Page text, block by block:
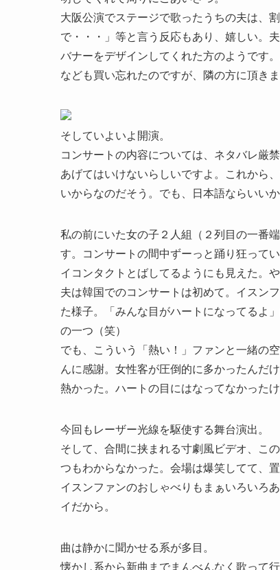
大阪公演でステージで歌ったうちの夫は、
で・・・」等と言う反応もあり、嬉しい。
バナーをデザインしてくれた方のようです
なども買い忘れたのですが、隣の方に頂き
そしていよいよ開演。
コンサートの内容については、ネタバレ厳
あげてはいけないらしいですよ。これから
いからなのだそう。でも、日本語ならいい
私の前にいた女の子２人組（２列目の一番
す。コンサートの間中ずーっと踊り狂って
イコンタクトとばしてるようにも見えた。
夫は韓国でのコンサートは初めて。イスン
た様子。「みんな目がハートになってるよ
の一つ（笑）
でも、こういう「熱い！」ファンと一緒の
んに感謝。女性客が圧倒的に多かったんだ
熱かった。ハートの目にはなってなかった
今回もレーザー光線を駆使する舞台演出。
そして、合間に挟まれる寸劇風ビデオ、こ
つもわからなかった。会場は爆笑してて、
イスンファンのおしゃべりもまぁいろいろ
イだから。
曲は静かに聞かせる系が多目。
懐かし系から新曲までまんべんなく歌って